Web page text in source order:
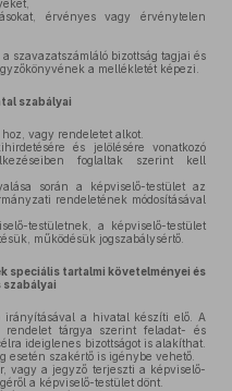
érvényes vagy érvénytelen
szavazatszámláló bizottság tagjai és
a mellékletét képezi.
szabályai
vagy rendeletet alkot.
és jelölésére vonatkozó
foglaltak szerint kell
során a képviselő-testület az
rendeletének módosításával
testületnek, a képviselő-testület
működésük jogszabálysértő.
speciális tartalmi követelményei és
szabályai
irányításával a hivatal készíti elő. A
rendelet tárgya szerint feladat- és
ideiglenes bizottságot is alakíthat.
szakértő is igénybe vehető.
vagy a jegyző terjeszti a képviselő-
a képviselő-testület dönt.